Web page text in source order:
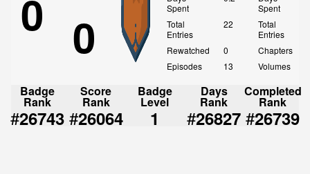
0 0
Spent
Total
Entries
22
Rewatched
0
Episodes
13
Spent
Total
Entries
Chapters
Volumes
Badge
Rank
#26743
Score
Rank
#26064
Badge
Level
1
Days
Rank
#26827
Completed
Rank
#26739